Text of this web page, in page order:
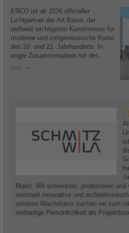
ERCO ist ab 2026 offizieller
Lichtpartner der Art Basel, der
weltweit wichtigsten Kunstmesse für
moderne und zeitgenössische Kunst
des 20. und 21. Jahrhunderts. In
enger Zusammenarbeit mit der...
mehr >>
Markt. Wir entwickeln, produzieren
orientiert innovative und
unseres Wachstums suchen wir zum
vielseitige Persönlichkeit als